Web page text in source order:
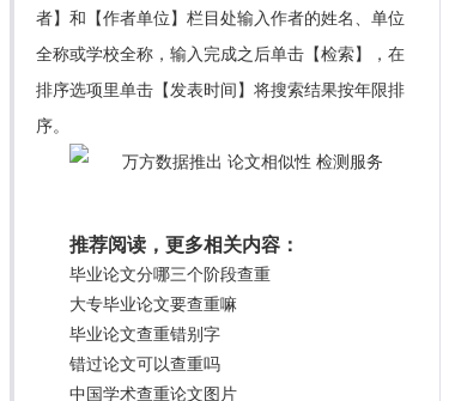
者】和【作者单位】栏目处输入作者的姓名、单位
全称或学校全称，输入完成之后单击【检索】，在
排序选项里单击【发表时间】将搜索结果按年限排
序。
推荐阅读，更多相关内容：
毕业论文分哪三个阶段查重
大专毕业论文要查重嘛
毕业论文查重错别字
错过论文可以查重吗
中国学术查重论文图片